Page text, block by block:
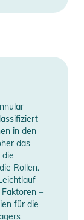
in den
das
Rollen.
–
für die